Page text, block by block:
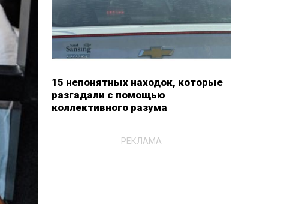
15 непонятных находок, которые
разгадали с помощью
коллективного разума
РЕКЛАМА